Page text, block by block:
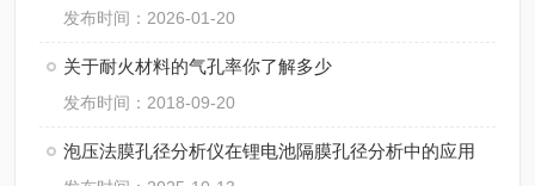
发布时间：2026-01-20
关于耐火材料的气孔率你了解多少
发布时间：2018-09-20
泡压法膜孔径分析仪在锂电池隔膜孔径分析中的应用